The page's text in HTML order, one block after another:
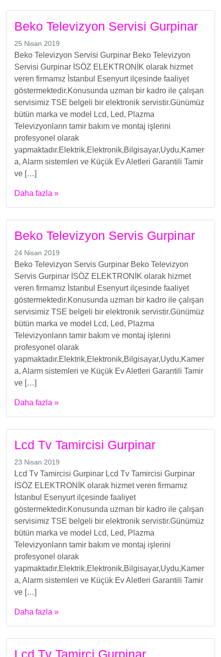
Beko Televizyon Servisi Gurpinar
25 Nisan 2019
Beko Televizyon Servisi Gurpinar Beko Televizyon
Servisi Gurpinar İSÖZ ELEKTRONİK olarak hizmet
veren firmamız İstanbul Esenyurt ilçesinde faaliyet
göstermektedir.Konusunda uzman bir kadro ile çalışan
servisimiz TSE belgeli bir elektronik servistir.Günümüz
bütün marka ve model Lcd, Led, Plazma
Televizyonların tamir bakım ve montaj işlerini
profesyonel olarak
yapmaktadır.Elektrik,Elektronik,Bilgisayar,Uydu,Kamer
a, Alarm sistemleri ve Küçük Ev Aletleri Garantili Tamir
ve […]
Daha fazla »
Beko Televizyon Servis Gurpinar
24 Nisan 2019
Beko Televizyon Servis Gurpinar Beko Televizyon
Servis Gurpinar İSÖZ ELEKTRONİK olarak hizmet
veren firmamız İstanbul Esenyurt ilçesinde faaliyet
göstermektedir.Konusunda uzman bir kadro ile çalışan
servisimiz TSE belgeli bir elektronik servistir.Günümüz
bütün marka ve model Lcd, Led, Plazma
Televizyonların tamir bakım ve montaj işlerini
profesyonel olarak
yapmaktadır.Elektrik,Elektronik,Bilgisayar,Uydu,Kamer
a, Alarm sistemleri ve Küçük Ev Aletleri Garantili Tamir
ve […]
Daha fazla »
Lcd Tv Tamircisi Gurpinar
23 Nisan 2019
Lcd Tv Tamircisi Gurpinar Lcd Tv Tamircisi Gurpinar
İSÖZ ELEKTRONİK olarak hizmet veren firmamız
İstanbul Esenyurt ilçesinde faaliyet
göstermektedir.Konusunda uzman bir kadro ile çalışan
servisimiz TSE belgeli bir elektronik servistir.Günümüz
bütün marka ve model Lcd, Led, Plazma
Televizyonların tamir bakım ve montaj işlerini
profesyonel olarak
yapmaktadır.Elektrik,Elektronik,Bilgisayar,Uydu,Kamer
a, Alarm sistemleri ve Küçük Ev Aletleri Garantili Tamir
ve […]
Daha fazla »
Lcd Tv Tamirci Gurpinar